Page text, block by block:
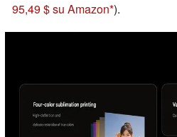
95,49 $ su Amazon ).